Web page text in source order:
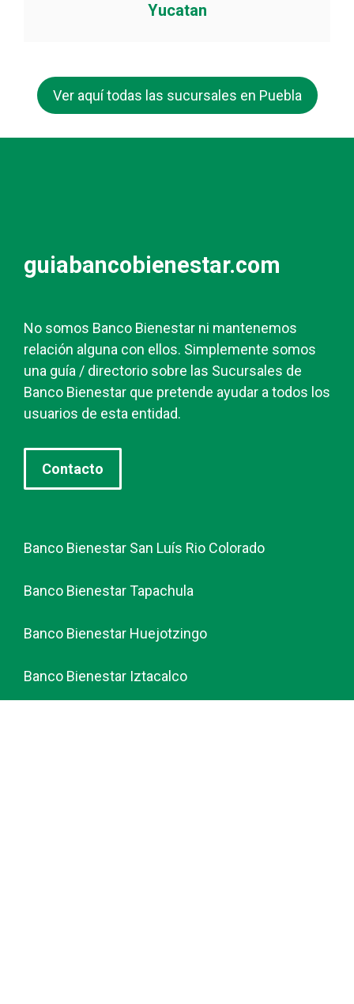
Yucatan
Ver aquí todas las sucursales en Puebla
guiabancobienestar.com
No somos Banco Bienestar ni mantenemos
relación alguna con ellos. Simplemente somos
una guía / directorio sobre las Sucursales de
Banco Bienestar que pretende ayudar a todos los
usuarios de esta entidad.
Contacto
Banco Bienestar San Luís Rio Colorado
Banco Bienestar Tapachula
Banco Bienestar Huejotzingo
Banco Bienestar Iztacalco